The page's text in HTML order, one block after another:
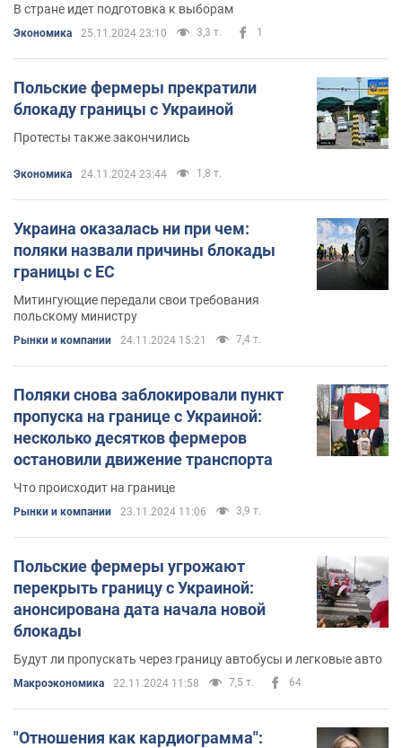
В стране идет подготовка к выборам
Экономика 25.11.2024 23:10 3,3 т. 1
Польские фермеры прекратили
блокаду границы с Украиной
Протесты также закончились
Экономика 24.11.2024 23:44 1,8 т.
Украина оказалась ни при чем:
поляки назвали причины блокады
границы с ЕС
Митингующие передали свои требования
польскому министру
Рынки и компании 24.11.2024 15:21 7,4 т.
Поляки снова заблокировали пункт
пропуска на границе с Украиной:
несколько десятков фермеров
остановили движение транспорта
Что происходит на границе
Рынки и компании 23.11.2024 11:06 3,9 т.
Польские фермеры угрожают
перекрыть границу с Украиной:
анонсирована дата начала новой
блокады
Будут ли пропускать через границу автобусы и легковые авто
Mакроэкономика 22.11.2024 11:58 7,5 т. 64
"Отношения как кардиограмма":